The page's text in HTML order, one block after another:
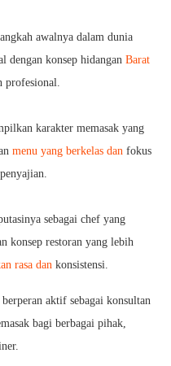
awalnya dalam dunia
dengan konsep hidangan Barat
profesional.
karakter memasak yang
menu yang berkelas dan fokus
sebagai chef yang
konsep restoran yang lebih
rasa dan konsistensi.
aktif sebagai konsultan
bagi berbagai pihak,